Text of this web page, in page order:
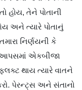
હોય, તેને પોતાની
અને ત્યારે પોતાનું
નિર્ણયની કે
આપસમાં એકબીજા
થાય ત્યારે વાતને
પેરન્ટ્સ અને સંતાનો